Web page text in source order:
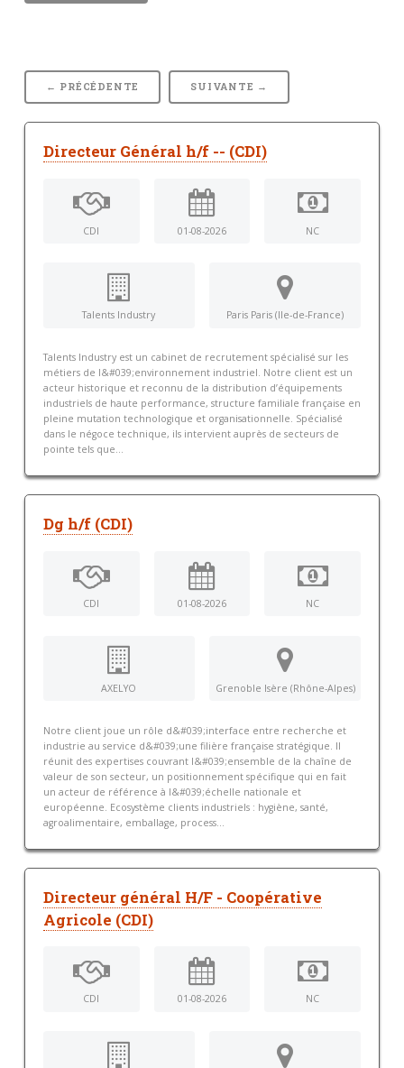
← PRÉCÉDENTE SUIVANTE →
Directeur Général h/f -- (CDI)
CDI 01-08-2026 NC
Talents Industry Paris Paris (Ile-de-France)
Talents Industry est un cabinet de recrutement spécialisé sur les
métiers de l&#039;environnement industriel. Notre client est un
acteur historique et reconnu de la distribution d’équipements
industriels de haute performance, structure familiale française en
pleine mutation technologique et organisationnelle. Spécialisé
dans le négoce technique, ils intervient auprès de secteurs de
pointe tels que...
Dg h/f (CDI)
CDI 01-08-2026 NC
AXELYO Grenoble Isère (Rhône-Alpes)
Notre client joue un rôle d&#039;interface entre recherche et
industrie au service d&#039;une filière française stratégique. Il
réunit des expertises couvrant l&#039;ensemble de la chaîne de
valeur de son secteur, un positionnement spécifique qui en fait
un acteur de référence à l&#039;échelle nationale et
européenne. Ecosystème clients industriels : hygiène, santé,
agroalimentaire, emballage, process...
Directeur général H/F - Coopérative
Agricole (CDI)
CDI 01-08-2026 NC